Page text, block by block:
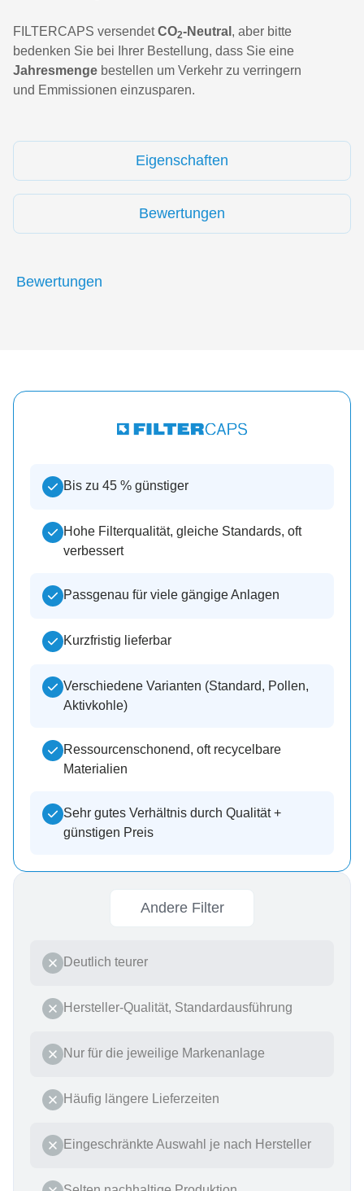
FILTERCAPS versendetCO2-Neutral , aber bitte
bedenken Sie bei Ihrer Bestellung, dass Sie eine
Jahresmenge bestellen um Verkehr zu verringern
und Emmissionen einzusparen.
Eigenschaften
Bewertungen
Bewertungen
Bis zu 45 % günstiger
Hohe Filterqualität, gleiche Standards, oft
verbessert
Passgenau für viele gängige Anlagen
Kurzfristig lieferbar
Verschiedene Varianten (Standard, Pollen,
Aktivkohle)
Ressourcenschonend, oft recycelbare
Materialien
Sehr gutes Verhältnis durch Qualität +
günstigen Preis
Andere Filter
Deutlich teurer
Hersteller-Qualität, Standardausführung
Nur für die jeweilige Markenanlage
Häufig längere Lieferzeiten
Eingeschränkte Auswahl je nach Hersteller